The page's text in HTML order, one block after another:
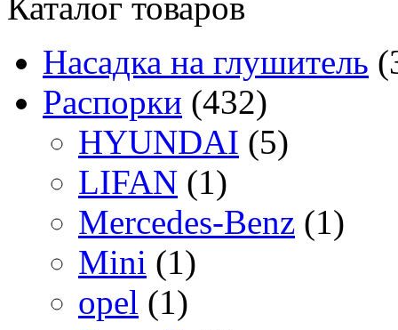
Насадка на глушитель
Распорки (432)
HYUNDAI (5)
LIFAN (1)
Mercedes-Benz (1)
Mini (1)
opel (1)